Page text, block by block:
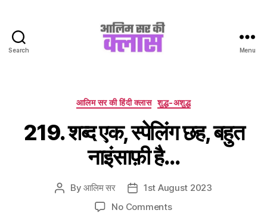
Search
Class
Menu
Categories
आलिम सर की हिंदी क्लास शुद्ध-अशुद्ध
219. शब्द एक, स्पेलिंग छह, बहुत
नाइंसाफ़ी है…
PostByआलिम सर
Post1st August 2023
No Commentson